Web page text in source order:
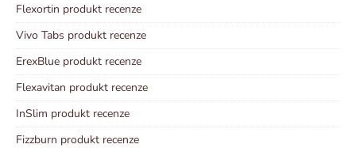
Flexortin produkt recenze
Vivo Tabs produkt recenze
ErexBlue produkt recenze
Flexavitan produkt recenze
InSlim produkt recenze
Fizzburn produkt recenze